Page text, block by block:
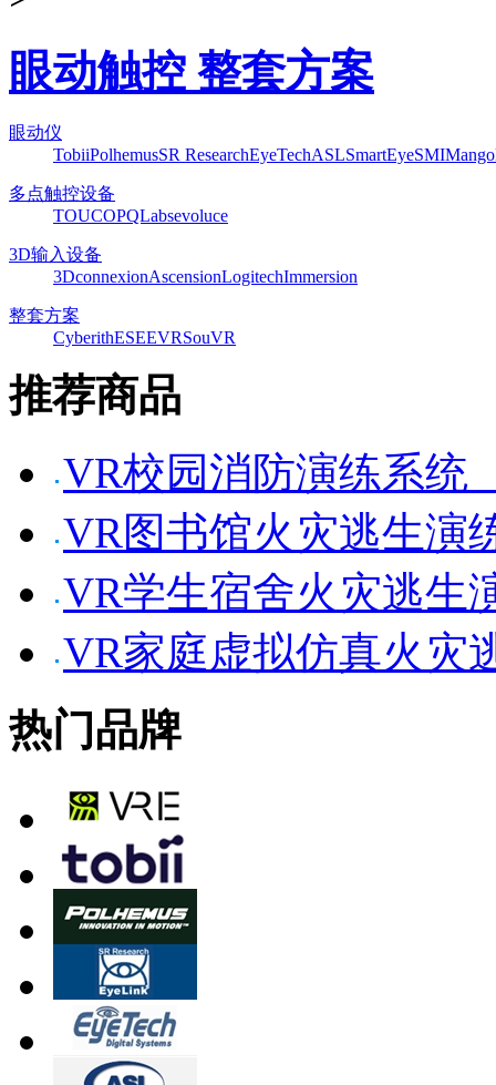
眼动触控 整套方案
眼动仪
TobiiPolhemusSR ResearchEyeTechASLSmartEyeSMI
多点触控设备
TOUCOPQLabsevoluce
3D输入设备
3DconnexionAscensionLogitechImmersion
整套方案
CyberithESEEVRSouVR
推荐商品
VR校园消防演练系统
VR图书馆火灾逃生演
VR学生宿舍火灾逃生
VR家庭虚拟仿真火灾
热门品牌